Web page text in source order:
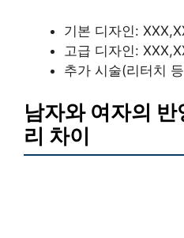
기본 디자인:
고급 디자인:
추가 시술(리터치
남자와 여자의
리 차이